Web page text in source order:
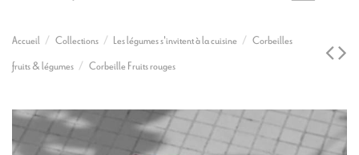
Accueil Collections Les légumes s'invitent à la cuisine
Corbeilles
fruits & légumes
Corbeille Fruits rouges